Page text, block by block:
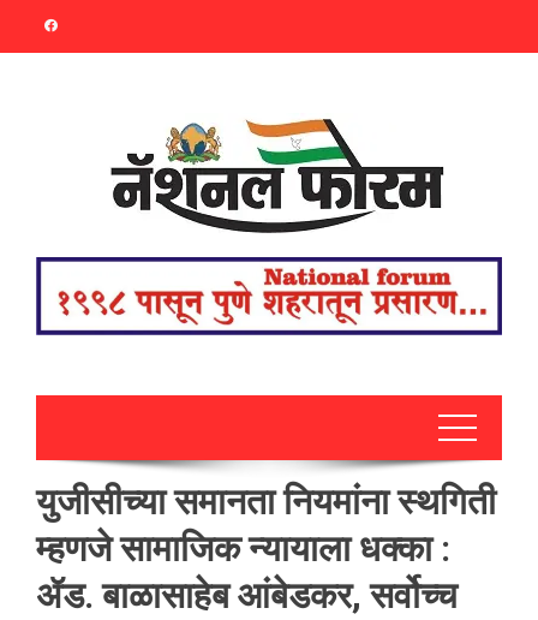
युजीसीच्या समानता नियमांना स्थगिती
म्हणजे सामाजिक न्यायाला धक्का :
ॲड. बाळासाहेब आंबेडकर, सर्वोच्च